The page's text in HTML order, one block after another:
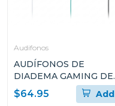
Audifonos
AUDÍFONOS DE
DIADEMA GAMING DE
LOGITECH DE CABLE
CON MICRÓFONO
$64.95 Add